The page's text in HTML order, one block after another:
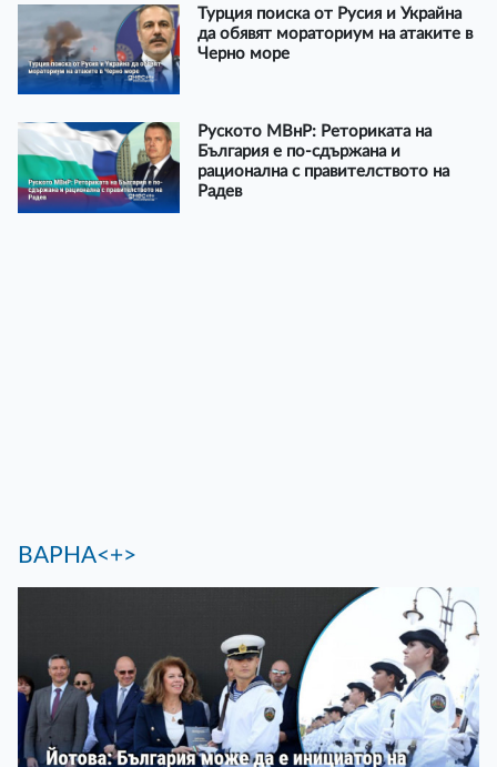
Турция поиска от Русия и Украйна
да обявят мораториум на атаките в
Черно море
Руското МВнР: Реториката на
България е по-сдържана и
рационална с правителството на
Радев
ВАРНА<+>